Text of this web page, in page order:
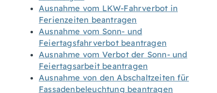
Ausnahme vom LKW-Fahrverbot in
Ferienzeiten beantragen
Ausnahme vom Sonn- und
Feiertagsfahrverbot beantragen
Ausnahme vom Verbot der Sonn- und
Feiertagsarbeit beantragen
Ausnahme von den Abschaltzeiten für
Fassadenbeleuchtung beantragen